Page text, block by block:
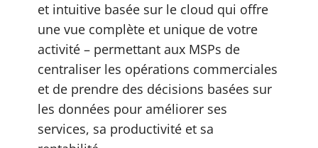
et intuitive basée sur le cloud qui offre
une vue complète et unique de votre
activité – permettant aux MSPs de
centraliser les opérations commerciales
et de prendre des décisions basées sur
les données pour améliorer ses
services, sa productivité et sa